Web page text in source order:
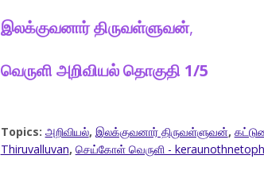
இலக்குவனார் திருவள்ளுவன்,
வெருளி அறிவியல் தொகுதி 1/5
Topics: அறிவியல், இலக்குவனார் திருவள்ளுவன்,
Thiruvalluvan, செய்கோள் வெருளி -